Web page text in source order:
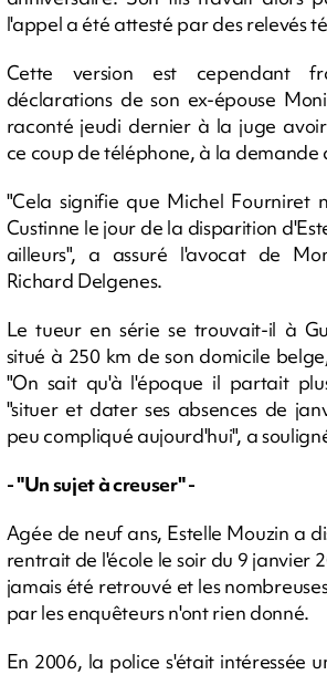
l'appel a été attesté par des relevés
Cette version est cependant
déclarations de son ex-épouse
raconté jeudi dernier à la juge
ce coup de téléphone, à la demande
"Cela signifie que Michel Fourniret
Custinne le jour de la disparition
ailleurs", a assuré l'avocat de
Richard Delgenes.
Le tueur en série se trouvait-il à
situé à 250 km de son domicile
"On sait qu'à l'époque il partait
"situer et dater ses absences de
peu compliqué aujourd'hui", a
- "Un sujet à creuser" -
Agée de neuf ans, Estelle Mouzin a
rentrait de l'école le soir du 9 janvier
jamais été retrouvé et les
par les enquêteurs n'ont rien donné.
En 2006, la police s'était intéressée